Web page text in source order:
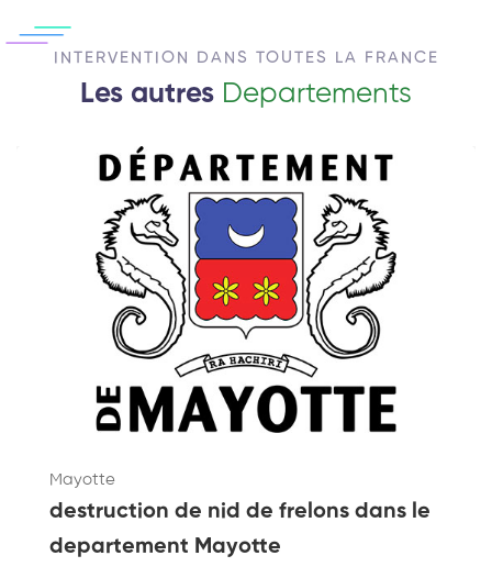
INTERVENTION DANS TOUTES LA FRANCE
Les autres Departements
Mayotte
destruction de nid de frelons dans le
departement Mayotte